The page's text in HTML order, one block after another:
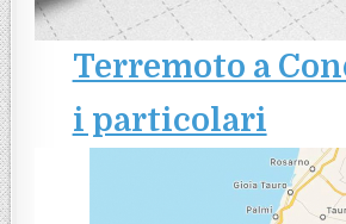
Terremoto a
i particolari